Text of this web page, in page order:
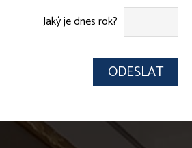
Jaký je dnes rok?